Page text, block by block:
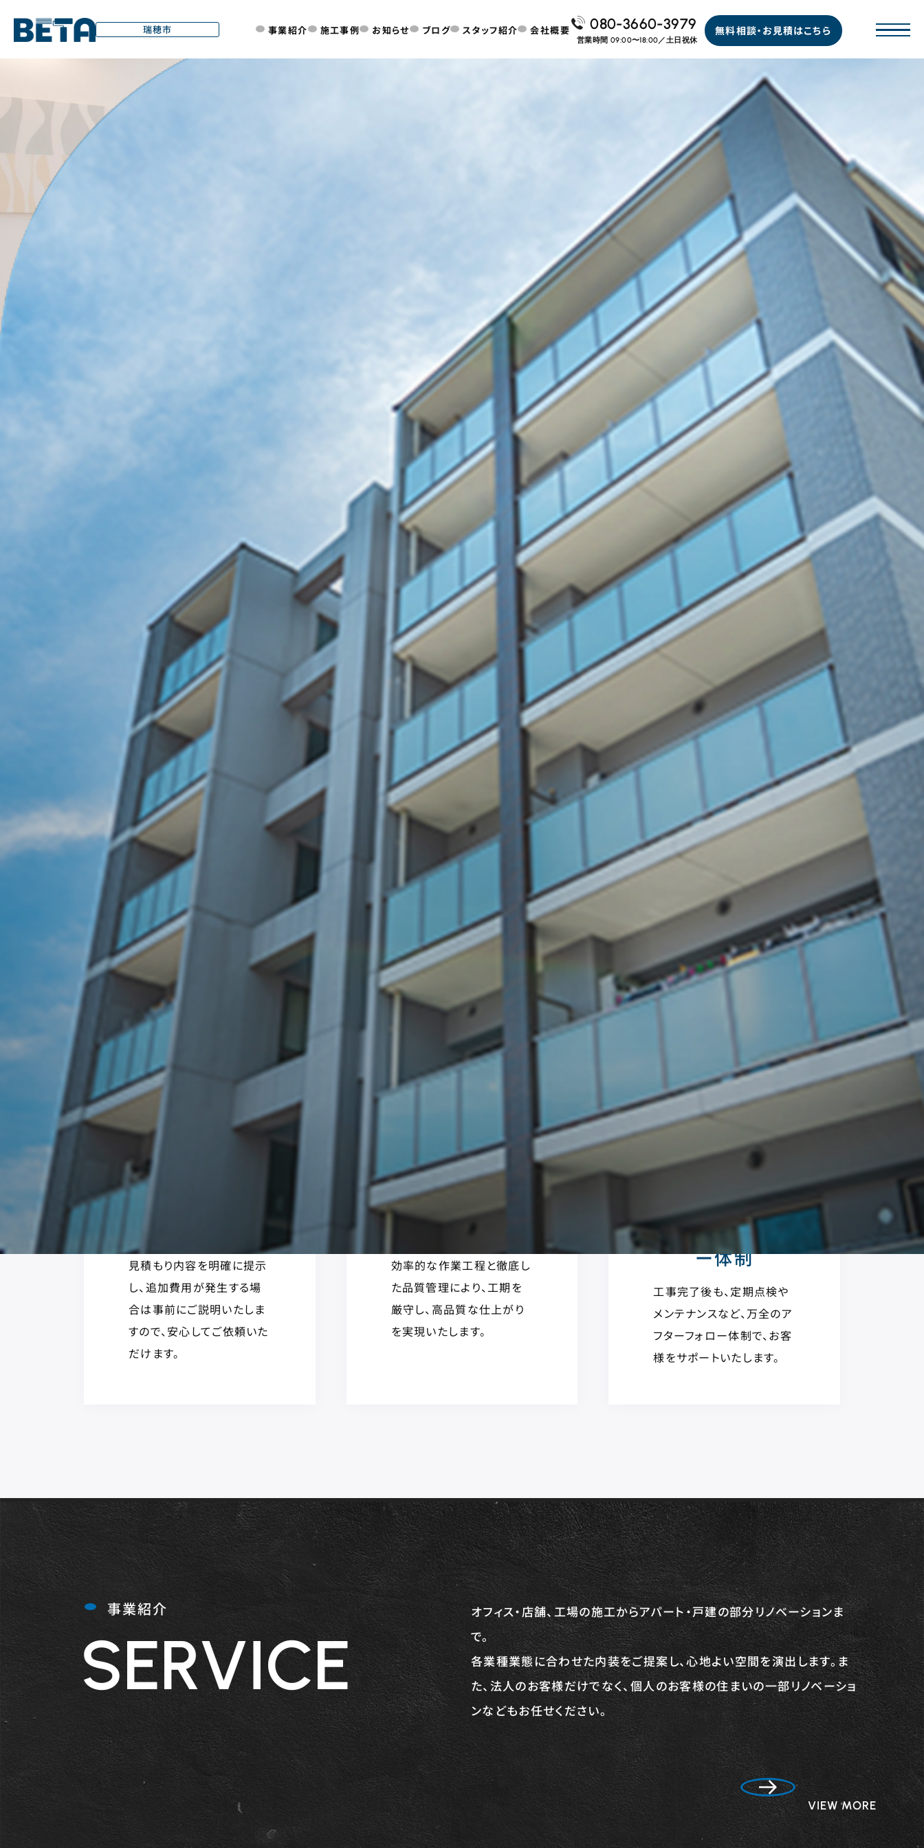
を
瑞穂市 事業紹介 施工事例 お知らせ ブログ スタッフ紹介 会社概要 080-3660-3979
営業時間 09:00〜18:00／土日祝休
無料相談・お見積はこちら
オフィスから店舗まで
瑞穂市のビジネス空間を進化させるリフォーム
岐阜県 瑞穂市でのオフィス・店舗・マンション・工場のリフォーム
BETAにお任せください
瑞穂市で
が選ばれる
理由
予算内で
おさめる提案力
お客様の事業内容や課題を
深く理解し、丁寧にヒアリン
グをさせていただくことで、
最適なリフォームプランをご
提案いたします。
プロの技で
確かな品質を保
証
多数のリフォーム実績と、経
験豊富な専門スタッフによ
る高品質な施工で、お客様
の期待に応えます。
03
明朗会計と
安心の価格設定
見積もり内容を明確に提示
し、追加費用が発生する場
合は事前にご説明いたしま
すので、安心してご依頼いた
だけます。
04
スピーディーで
確実な施工
効率的な作業工程と徹底し
た品質管理により、工期を
厳守し、高品質な仕上がり
を実現いたします。
万全の
アフターフォロ
ー体制
工事完了後も、定期点検や
メンテナンスなど、万全のア
フターフォロー体制で、お客
様をサポートいたします。
事業紹介
SERVICE
オフィス・店舗、工場の施工からアパート・戸建の部分リノベーションま
で。
各業種業態に合わせた内装をご提案し、心地よい空間を演出します。ま
た、法人のお客様だけでなく、個人のお客様の住まいの一部リノベーショ
ンなどもお任せください。
..
.
.
.
.
.
VIEW MORE